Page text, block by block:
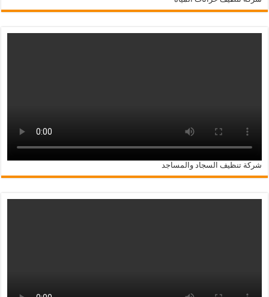
شركة تنظيف السجاد والمساجد